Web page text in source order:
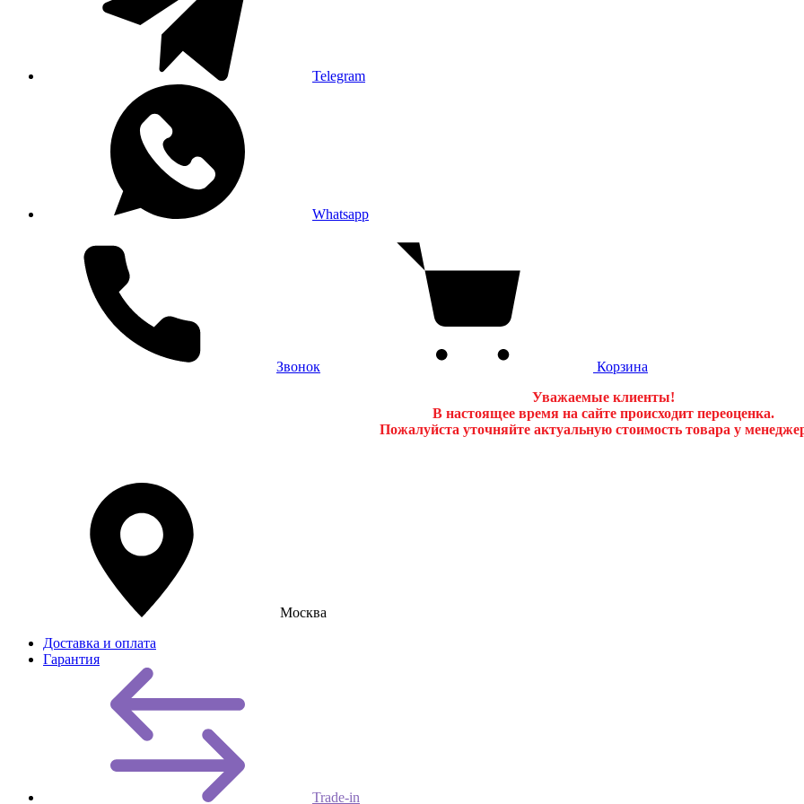
Telegram
Whatsapp
Звонок
Корзина
Уважаемые клиенты!
В настоящее время на сайте происходит переоценка.
Пожалуйста уточняйте актуальную стоимость товара у
Москва
Доставка и оплата
Гарантия
Trade-in